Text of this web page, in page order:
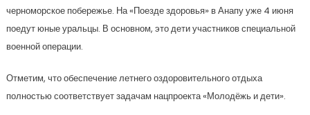
черноморское побережье. На «Поезде здоровья» в Анапу уже 4 июня
поедут юные уральцы. В основном, это дети участников специальной
военной операции.
Отметим, что обеспечение летнего оздоровительного отдыха
полностью соответствует задачам нацпроекта «Молодёжь и дети».